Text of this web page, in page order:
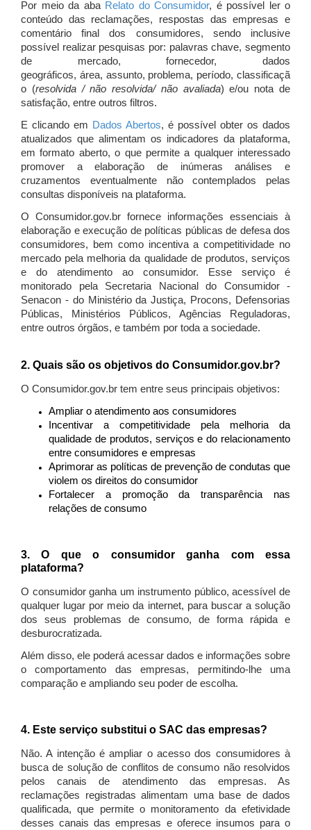
Por meio da aba Relato do Consumidor, é possível ler o
conteúdo das reclamações, respostas das empresas e
comentário final dos consumidores, sendo inclusive
possível realizar pesquisas por: palavras chave, segmento
de mercado, fornecedor, dados
geográficos, área, assunto, problema, período, classificaçã
o (resolvida / não resolvida/ não avaliada) e/ou nota de
satisfação, entre outros filtros.
E clicando em Dados Abertos, é possível obter os dados
atualizados que alimentam os indicadores da plataforma,
em formato aberto, o que permite a qualquer interessado
promover a elaboração de inúmeras análises e
cruzamentos eventualmente não contemplados pelas
consultas disponíveis na plataforma.
O Consumidor.gov.br fornece informações essenciais à
elaboração e execução de políticas públicas de defesa dos
consumidores, bem como incentiva a competitividade no
mercado pela melhoria da qualidade de produtos, serviços
e do atendimento ao consumidor. Esse serviço é
monitorado pela Secretaria Nacional do Consumidor -
Senacon - do Ministério da Justiça, Procons, Defensorias
Públicas, Ministérios Públicos, Agências Reguladoras,
entre outros órgãos, e também por toda a sociedade.
2. Quais são os objetivos do Consumidor.gov.br?
O Consumidor.gov.br tem entre seus principais objetivos:
Ampliar o atendimento aos consumidores
Incentivar a competitividade pela melhoria da
qualidade de produtos, serviços e do relacionamento
entre consumidores e empresas
Aprimorar as políticas de prevenção de condutas que
violem os direitos do consumidor
Fortalecer a promoção da transparência nas
relações de consumo
3. O que o consumidor ganha com essa
plataforma?
O consumidor ganha um instrumento público, acessível de
qualquer lugar por meio da internet, para buscar a solução
dos seus problemas de consumo, de forma rápida e
desburocratizada.
Além disso, ele poderá acessar dados e informações sobre
o comportamento das empresas, permitindo-lhe uma
comparação e ampliando seu poder de escolha.
4. Este serviço substitui o SAC das empresas?
Não. A intenção é ampliar o acesso dos consumidores à
busca de solução de conflitos de consumo não resolvidos
pelos canais de atendimento das empresas. As
reclamações registradas alimentam uma base de dados
qualificada, que permite o monitoramento da efetividade
desses canais das empresas e oferece insumos para o